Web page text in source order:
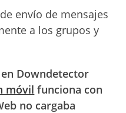
envío de mensajes
a los grupos y
Downdetector
móvil funciona con
no cargaba